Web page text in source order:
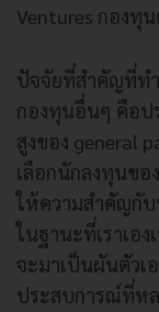
Ventures กองทุ
ปัจจัยที่สำคัญที่ทำ
กองทุนอื่นๆ คือป
สูงของ general
เลือกนักลงทุนขอ
ให้ความสำคัญกับ
ในฐานะที่เราเอ
จะมาเป็นผันตัวเ
ประสบการณ์ที่ห